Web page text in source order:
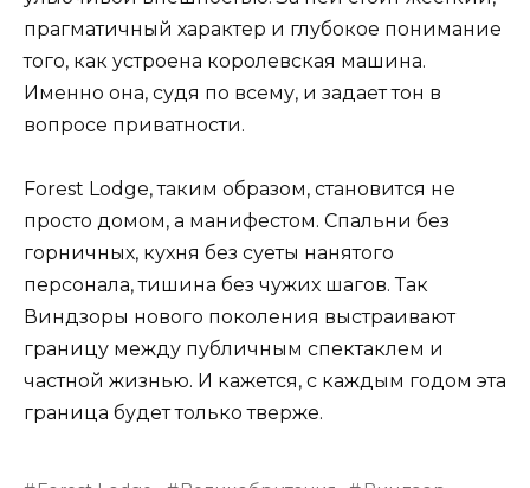
прагматичный характер и глубокое понимание
того, как устроена королевская машина.
Именно она, судя по всему, и задает тон в
вопросе приватности.
Forest Lodge, таким образом, становится не
просто домом, а манифестом. Спальни без
горничных, кухня без суеты нанятого
персонала, тишина без чужих шагов. Так
Виндзоры нового поколения выстраивают
границу между публичным спектаклем и
частной жизнью. И кажется, с каждым годом эта
граница будет только тверже.